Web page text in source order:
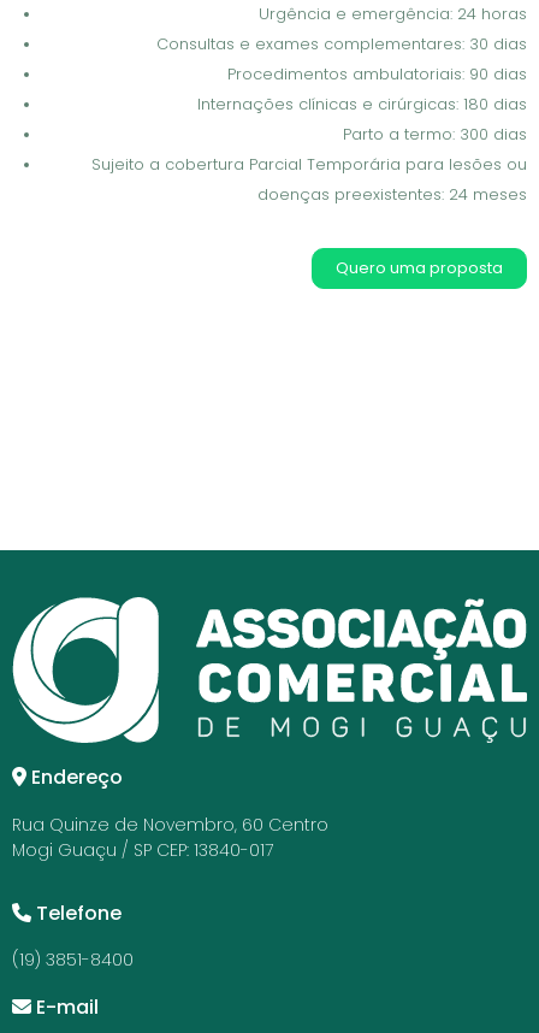
Urgência e emergência: 24 horas
Consultas e exames complementares: 30 dias
Procedimentos ambulatoriais: 90 dias
Internações clínicas e cirúrgicas: 180 dias
Parto a termo: 300 dias
Sujeito a cobertura Parcial Temporária para lesões ou
doenças preexistentes: 24 meses
Quero uma proposta
Endereço
Rua Quinze de Novembro, 60 Centro
Mogi Guaçu / SP CEP: 13840-017
Telefone
(19) 3851-8400
E-mail